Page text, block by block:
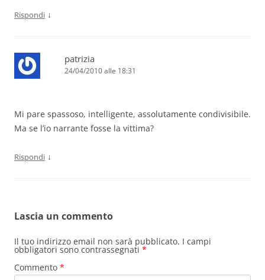
Rispondi ↓
patrizia
24/04/2010 alle 18:31
Mi pare spassoso, intelligente, assolutamente condivisibile.
Ma se l’io narrante fosse la vittima?
Rispondi ↓
Lascia un commento
Il tuo indirizzo email non sarà pubblicato. I campi
obbligatori sono contrassegnati *
Commento *